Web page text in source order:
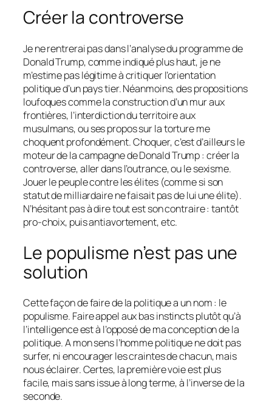
Créer la controverse
Je ne rentrerai pas dans l’analyse du programme de
Donald Trump, comme indiqué plus haut, je ne
m’estime pas légitime à critiquer l’orientation
politique d’un pays tier. Néanmoins, des propositions
loufoques comme la construction d’un mur aux
frontières, l’interdiction du territoire aux
musulmans, ou ses propos sur la torture me
choquent profondément. Choquer, c’est d’ailleurs le
moteur de la campagne de Donald Trump : créer la
controverse, aller dans l’outrance, ou le sexisme.
Jouer le peuple contre les élites (comme si son
statut de milliardaire ne faisait pas de lui une élite).
N’hésitant pas à dire tout est son contraire : tantôt
pro-choix, puis antiavortement, etc.
Le populisme n’est pas une
solution
Cette façon de faire de la politique a un nom : le
populisme. Faire appel aux bas instincts plutôt qu’à
l’intelligence est à l’opposé de ma conception de la
politique. A mon sens l’homme politique ne doit pas
surfer, ni encourager les craintes de chacun, mais
nous éclairer. Certes, la première voie est plus
facile, mais sans issue à long terme, à l’inverse de la
seconde.